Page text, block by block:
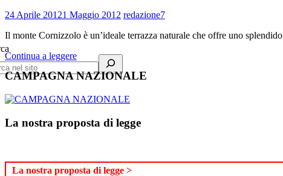
24 Aprile 20121 Maggio 2012 redazione7
Il monte Cornizzolo è un’ideale terrazza naturale che offre uno
Continua a leggere
CAMPAGNA NAZIONALE
La nostra proposta di legge
La nostra proposta di legge >